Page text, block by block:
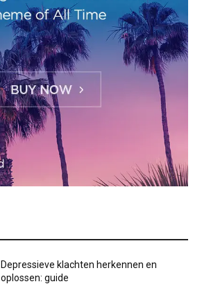
Depressieve klachten herkennen en
oplossen: guide